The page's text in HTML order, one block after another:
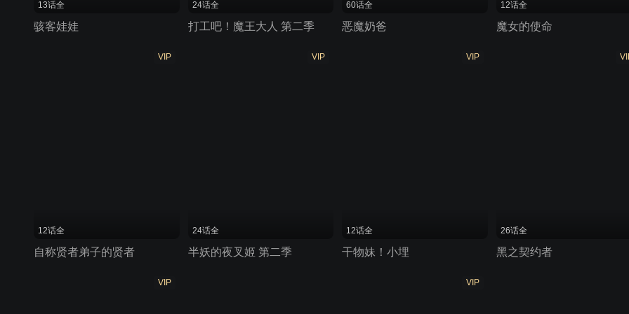
13话全
骇客娃娃
24话全
打工吧！魔王大人 第二季
60话全
恶魔奶爸
12话全
魔女的使命
VIP
12话全
自称贤者弟子的贤者
VIP
24话全
半妖的夜叉姬 第二季
VIP
12话全
干物妹！小埋
26话全
黑之契约者
VIP VIP